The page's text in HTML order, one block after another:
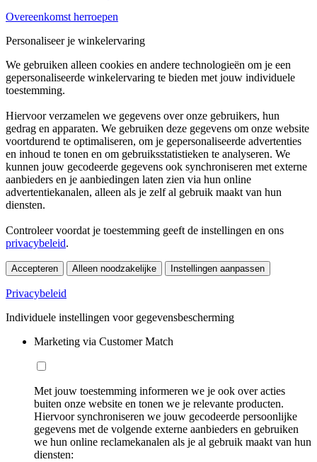
Overeenkomst herroepen
Personaliseer je winkelervaring
We gebruiken alleen cookies en andere technologieën om je een
gepersonaliseerde winkelervaring te bieden met jouw individuele
toestemming.
Hiervoor verzamelen we gegevens over onze gebruikers, hun
gedrag en apparaten. We gebruiken deze gegevens om onze website
voortdurend te optimaliseren, om je gepersonaliseerde advertenties
en inhoud te tonen en om gebruiksstatistieken te analyseren. We
kunnen jouw gecodeerde gegevens ook synchroniseren met externe
aanbieders en je aanbiedingen laten zien via hun online
advertentiekanalen, alleen als je zelf al gebruik maakt van hun
diensten.
Controleer voordat je toestemming geeft de instellingen en ons
privacybeleid.
Accepteren Alleen noodzakelijke Instellingen aanpassen
Privacybeleid
Individuele instellingen voor gegevensbescherming
Marketing via Customer Match
Met jouw toestemming informeren we je ook over acties
buiten onze website en tonen we je relevante producten.
Hiervoor synchroniseren we jouw gecodeerde persoonlijke
gegevens met de volgende externe aanbieders en gebruiken
we hun online reclamekanalen als je al gebruik maakt van hun
diensten: